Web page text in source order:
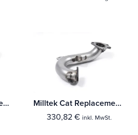
Milltek Cat Replacement Pipe Renault Mégane Renaultsport 230 Renault F1 Team R26 / R26R
Milltek Cat Replacement Pipe Renault Mégane Renaultsport 225 2.0T
330,82 € inkl. MwSt.